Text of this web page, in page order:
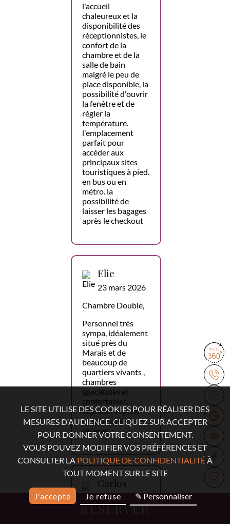
RÉSERVER
l'accueil
chaleureux et la
disponibilité des
réceptionnistes, le
confort de la
chambre et de la
salle de bain
malgré le peu de
place disponible, la
possibilité d'ouvrir
la fenêtre et de
régler la
température.
l'emplacement
parfait pour
accéder aux
principaux sites
touristiques à pied.
en bus ou en
métro. la
possibilité de
laisser les bagages
après le checkout
Elie
23 mars 2026
Chambre Double,
Personnel très
sympa, idéalement
situé près du
Marais et de
beaucoup de
quartiers vivants ,
chambres
spacieuses et
confortables,
déjeuner top, on
recommande sans
réserve.
Carlos
López
18 mars 2026
LE SITE UTILISE DES COOKIES POUR RÉALISER DES
MESURES D’AUDIENCE. CLIQUEZ SUR ACCEPTER
POUR DONNER VOTRE CONSENTEMENT.
VOUS POUVEZ MODIFIER VOS PRÉFÉRENCES ET
CONSULTER LA POLITIQUE DE CONFIDENTIALITÉÀ
TOUT MOMENT SUR LE SITE
J'accepte Je refuse ✎ Personnaliser